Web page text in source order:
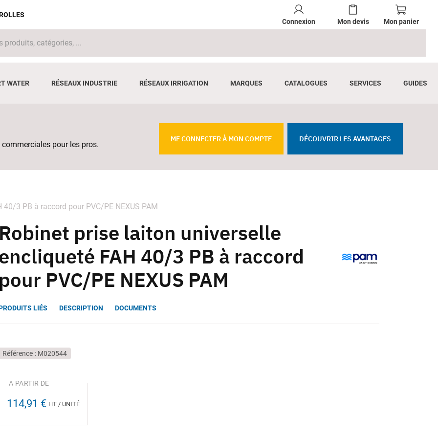
Connexion Mon devis Mon panier
WATER RÉSEAUX INDUSTRIE RÉSEAUX IRRIGATION MARQUES CATALOGUES SERVICES GUIDES
pour les pros.
ME CONNECTER À MON COMPTE DÉCOUVRIR LES AVANTAGES
3 PB à raccord pour PVC/PE NEXUS PAM
Robinet prise laiton universelle
FAH 40/3 PB à raccord
pour PVC/PE NEXUS PAM
LIÉS DESCRIPTION DOCUMENTS
Référence M020544
114,91 € HT / UNITÉ